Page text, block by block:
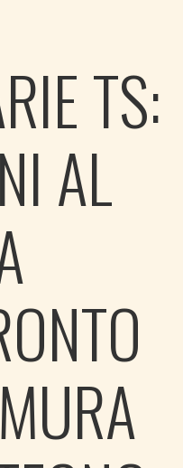
TS:
AL